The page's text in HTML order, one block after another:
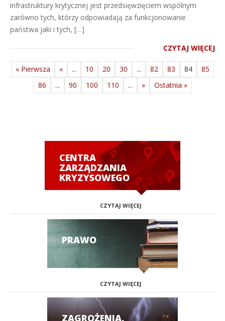
infrastruktury krytycznej jest przedsięwzięciem wspólnym
zarówno tych, którzy odpowiadają za funkcjonowanie
państwa jaki i tych, […]
CZYTAJ WIĘCEJ
« Pierwsza « ... 10 20 30 ... 82 83 84
85
86
... 90 100 110 ... » Ostatnia »
CENTRA
ZARZĄDZANIA
KRYZYSOWEGO
CZYTAJ WIĘCEJ
PRAWO
CZYTAJ WIĘCEJ
ZAGROŻENIA,